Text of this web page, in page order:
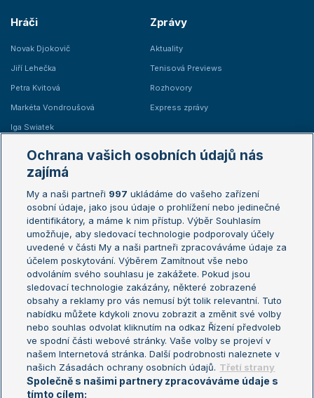
Hráči
Novak Djokovič
Jiří Lehečka
Petra Kvitová
Markéta Vondroušová
Iga Swiatek
Zprávy
Aktuality
Tenisová Previews
Rozhovory
Express zprávy
Žebříčky
Žebříček ATP (muži)
Žebříček WTA (ženy)
Sázkařský žebříček
Australian Open
French Open
Wimbledon
US Open
Turnaj mistrů
Turnaj mistryň
Aktualní trendy
Fotbalové přestupy
Livesport Daily
LS Prague Open
Ochrana vašich osobních údajů nás
zajímá
My a naši partneři 997 ukládáme do vašeho zařízení
osobní údaje, jako jsou údaje o prohlížení nebo jedinečné
identifikátory, a máme k nim přístup. Výběr Souhlasím
umožňuje, aby sledovací technologie podporovaly účely
uvedené v části My a naši partneři zpracováváme údaje za
účelem poskytování. Výběrem Zamítnout vše nebo
odvoláním svého souhlasu je zakážete. Pokud jsou
sledovací technologie zakázány, některé zobrazené
obsahy a reklamy pro vás nemusí být tolik relevantní. Tuto
nabídku můžete kdykoli znovu zobrazit a změnit své volby
nebo souhlas odvolat kliknutím na odkaz Řízení předvoleb
ve spodní části webové stránky. Vaše volby se projeví v
našem Internetová stránka. Další podrobnosti naleznete v
našich Zásadách ochrany osobních údajů. Třetí strany
Společně s našimi partnery zpracováváme údaje s
tímto cílem: